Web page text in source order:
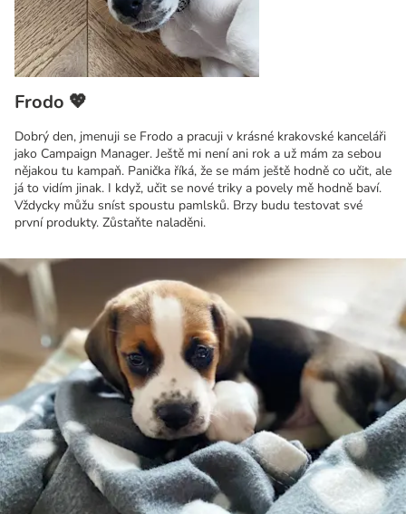
Frodo 💖
Dobrý den, jmenuji se Frodo a pracuji v krásné krakovské kanceláři
jako Campaign Manager. Ještě mi není ani rok a už mám za sebou
nějakou tu kampaň. Panička říká, že se mám ještě hodně co učit, ale
já to vidím jinak. I když, učit se nové triky a povely mě hodně baví.
Vždycky můžu sníst spoustu pamlsků. Brzy budu testovat své
první produkty. Zůstaňte naladěni.